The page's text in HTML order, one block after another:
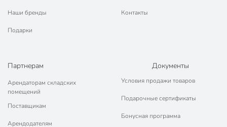
Назначение
Модель
Ташкент
405 г
Наши бренды
Подарки
Контакты
Партнерам
Арендаторам складских
помещений
Поставщикам
Арендодателям
Документы
Условия продажи товаров
Подарочные сертификаты
Бонусная программа